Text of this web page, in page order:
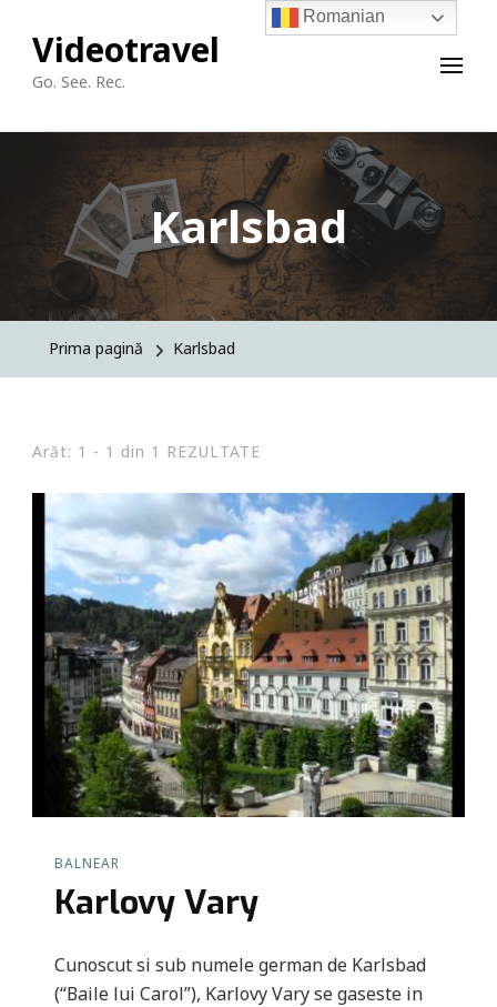
Videotravel
Go. See. Rec.
Karlsbad
Prima pagină Karlsbad
Arăt: 1 - 1 din 1 REZULTATE
BALNEAR
Karlovy Vary
Cunoscut si sub numele german de Karlsbad
(“Baile lui Carol”), Karlovy Vary se gaseste in
Romanian